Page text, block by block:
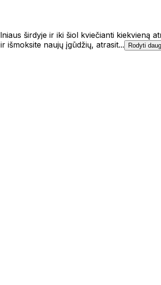
širdyje ir iki šiol kviečianti kiekvieną
išmoksite naujų įgūdžių, atrasit...
Rodyti